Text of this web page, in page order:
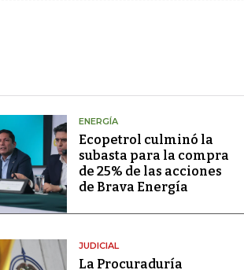
ENERGÍA
Ecopetrol culminó la
subasta para la compra
de 25% de las acciones
de Brava Energía
JUDICIAL
La Procuraduría